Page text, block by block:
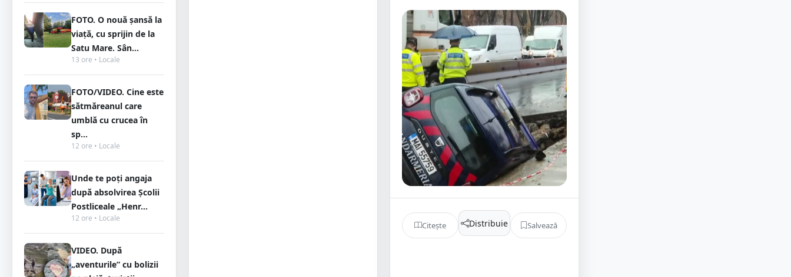
FOTO. O nouă șansă la
viață, cu sprijin de la
Satu Mare. Sân...
13 ore • Locale
FOTO/VIDEO. Cine este
sătmăreanul care
umblă cu crucea în
sp...
12 ore • Locale
Unde te poți angaja
după absolvirea Școlii
Postliceale „Henr...
12 ore • Locale
VIDEO. După
„aventurile” cu bolizii
Citește Distribuie Salvează